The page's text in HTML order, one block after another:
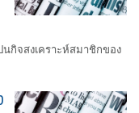
กิจสงเคราะห์สมาชิกของ